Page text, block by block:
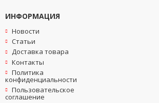
ИНФОРМАЦИЯ
Новости
Статьи
Доставка товара
Контакты
Политика
конфиденциальности
Пользовательское
соглашение